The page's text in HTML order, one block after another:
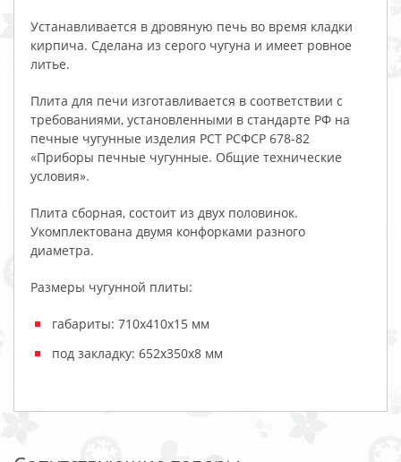
Устанавливается в дровяную печь во время кладки
кирпича. Сделана из серого чугуна и имеет ровное
литье.
Плита для печи изготавливается в соответствии с
требованиями, установленными в стандарте РФ на
печные чугунные изделия РСТ РСФСР 678-82
«Приборы печные чугунные. Общие технические
условия».
Плита сборная, состоит из двух половинок.
Укомплектована двумя конфорками разного
диаметра.
Размеры чугунной плиты:
габариты: 710х410х15 мм
под закладку: 652х350х8 мм